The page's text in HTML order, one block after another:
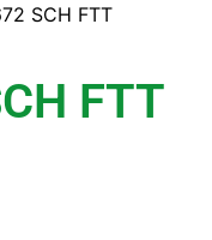
SCH FTT
FTT